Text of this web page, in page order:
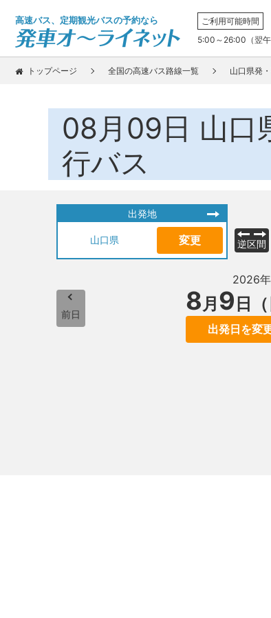
高速バス、定期観光バスの予約なら
ご利用可能時間
5:00～26:00（翌午
トップページ 全国の高速バス路線一覧 山口県発
08月09日 山口
行バス
出発地
山口県 変更 逆区間
前日
2026年
8月 9 日（
出発日を変